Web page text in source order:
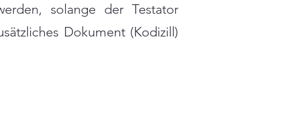
solange der Testator
Dokument (Kodizill)